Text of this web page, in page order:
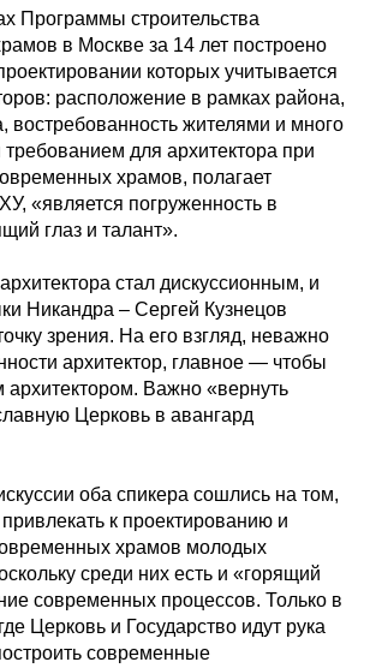
Программы строительства
в Москве за 14 лет построено
которых учитывается
расположение в рамках района,
востребованность жителями и много
для архитектора при
храмов, полагает
«является погруженность в
глаз и талант».
стал дискуссионным, и
Никандра – Сергей Кузнецов
зрения. На его взгляд, неважно
архитектор, главное — чтобы
Важно «вернуть
Церковь в авангард
оба спикера сошлись на том,
к проектированию и
храмов молодых
среди них есть и «горящий
современных процессов. Только в
Церковь и Государство идут рука
современные